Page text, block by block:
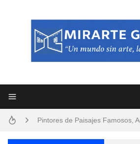
Pintores de Paisajes Famosos,